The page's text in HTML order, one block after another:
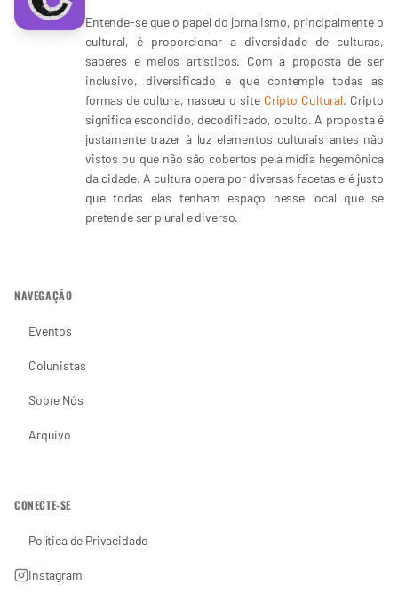
Entende-se que o papel do jornalismo, principalmente o
cultural, é proporcionar a diversidade de culturas,
saberes e meios artísticos. Com a proposta de ser
inclusivo, diversificado e que contemple todas as
formas de cultura, nasceu o site Cripto Cultural. Cripto
significa escondido, decodificado, oculto. A proposta é
justamente trazer à luz elementos culturais antes não
vistos ou que não são cobertos pela mídia hegemônica
da cidade. A cultura opera por diversas facetas e é justo
que todas elas tenham espaço nesse local que se
pretende ser plural e diverso.
NAVEGAÇÃO
Eventos
Colunistas
Sobre Nós
Arquivo
CONECTE-SE
Política de Privacidade
Instagram